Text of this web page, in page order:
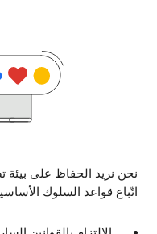
نحن نريد الحفاظ على بيئة
اتّباع قواعد السلوك